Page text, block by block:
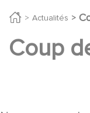
Actualités
Coup